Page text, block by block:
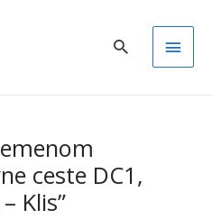
Main
ceste DC1,
Klis”